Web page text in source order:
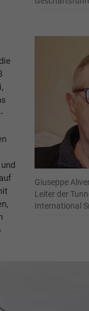
Giuseppe
Leiter der
International